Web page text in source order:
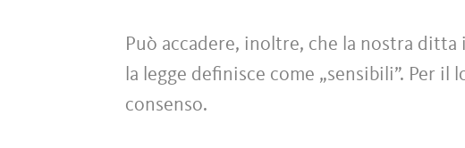
Può accadere, inoltre, che la nostra
la legge definisce come „sensibili”. Per
consenso.